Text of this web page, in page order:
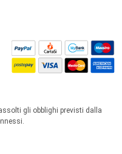
gli obblighi previsti dalla